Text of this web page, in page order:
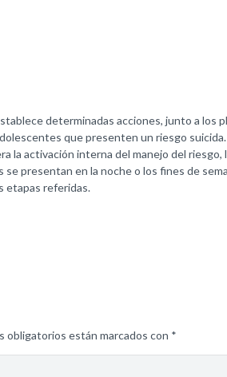
determinadas acciones, junto a los
que presenten un riesgo
la activación interna del manejo del
presentan en la noche o los fines de
etapas referidas.
obligatorios están marcados con *